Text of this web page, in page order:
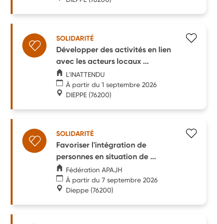
SOLIDARITÉ
Développer des activités en lien
avec les acteurs locaux ...
L'INATTENDU
À partir du 1 septembre 2026
DIEPPE (76200)
SOLIDARITÉ
Favoriser l'intégration de
personnes en situation de ...
Fédération APAJH
À partir du 7 septembre 2026
Dieppe (76200)